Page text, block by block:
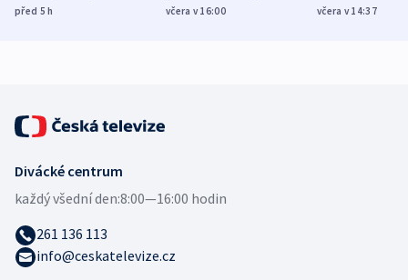
různých zemí
před 5h
dohodu o
včera v 16:00
Bojovali na
včera v 14:37
Divácké centrum
každý všední den:8:00—16:00 hodin
261 136 113
info@ceskatelevize.cz